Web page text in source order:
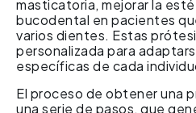
masticatoria, mejorar la
bucodental en pacientes
varios dientes. Estas
personalizada para
específicas de cada
El proceso de obtener una
una serie de pasos, que